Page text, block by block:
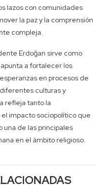
lazos con comunidades
la paz y la comprensión
compleja.
Erdoğan sirve como
a fortalecer los
en procesos de
culturas y
refleja tanto la
impacto sociopolítico que
de las principales
en el ámbito religioso.